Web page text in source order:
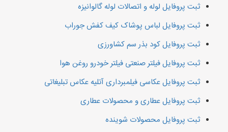
ثبت پروفایل لوله و اتصالات لوله گالوانیزه
ثبت پروفایل لباس پوشاک کیف کفش جوراب
ثبت پروفایل کود بذر سم کشاورزی
ثبت پروفایل فیلتر صنعتی فیلتر خودرو روغن هوا
ثبت پروفایل عکاسی فیلمبرداری آتلیه عکاس تبلیغاتی
ثبت پروفایل عطاری و محصولات عطاری
ثبت پروفایل محصولات شوینده